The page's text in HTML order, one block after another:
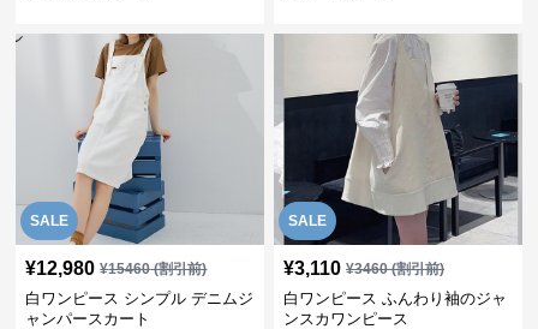
SALE
¥12,980 ¥15460(割引前)
白ワンピース シンプル デニムジ
ャンパースカート
SALE
¥3,110 ¥3460(割引前)
白ワンピース ふんわり袖のジャ
ンスカワンピース